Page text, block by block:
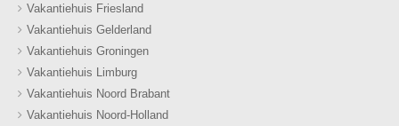
Vakantiehuis Friesland
Vakantiehuis Gelderland
Vakantiehuis Groningen
Vakantiehuis Limburg
Vakantiehuis Noord Brabant
Vakantiehuis Noord-Holland